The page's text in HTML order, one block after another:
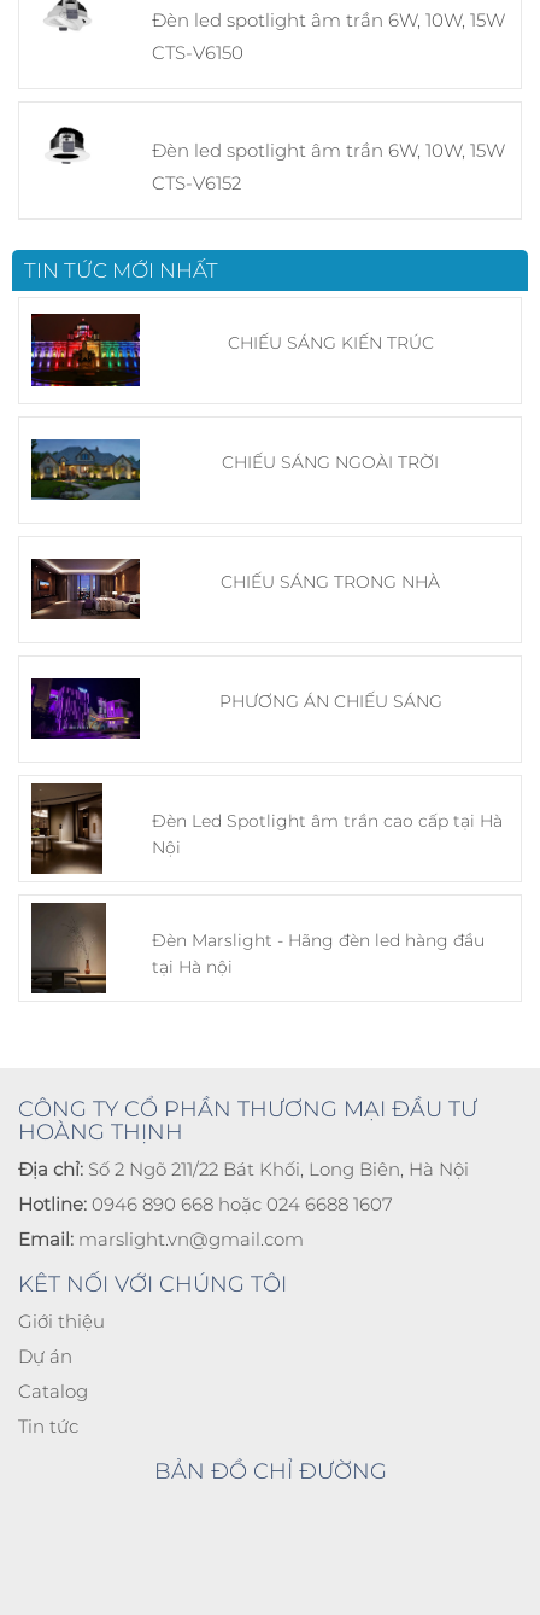
Đèn led spotlight âm trần 6W, 10W, 15W
CTS-V6150
Đèn led spotlight âm trần 6W, 10W, 15W
CTS-V6152
TIN TỨC MỚI NHẤT
CHIẾU SÁNG KIẾN TRÚC
CHIẾU SÁNG NGOÀI TRỜI
CHIẾU SÁNG TRONG NHÀ
PHƯƠNG ÁN CHIẾU SÁNG
Đèn Led Spotlight âm trần cao cấp tại Hà
Nội
Đèn Marslight - Hãng đèn led hàng đầu
tại Hà nội
CÔNG TY CỔ PHẦN THƯƠNG MẠI ĐẦU TƯ
HOÀNG THỊNH
Địa chỉ: Số 2 Ngõ 211/22 Bát Khối, Long Biên, Hà Nội
Hotline: 0946 890 668 hoặc 024 6688 1607
Email: marslight.vn@gmail.com
KÊT NỐI VỚI CHÚNG TÔI
Giới thiệu
Dự án
Catalog
Tin tức
BẢN ĐỒ CHỈ ĐƯỜNG